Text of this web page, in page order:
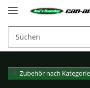
Zubehör nach Kategorie